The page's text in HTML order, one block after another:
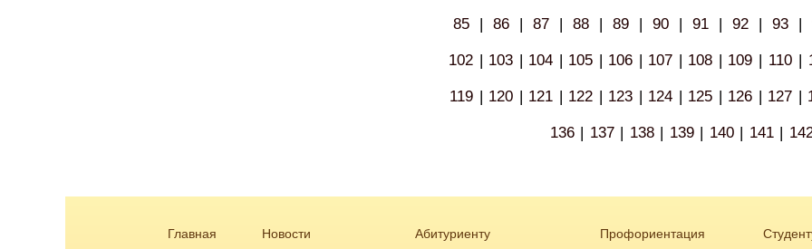
85 | 86 | 87 | 88 | 89 | 90 | 91 | 92 | 93 |
102 | 103 | 104 | 105 | 106 | 107 | 108 | 109 | 110 |
119 | 120 | 121 | 122 | 123 | 124 | 125 | 126 | 127 |
136 | 137 | 138 | 139 | 140 | 141 |
Главная Новости Абитуриенту Профориентация